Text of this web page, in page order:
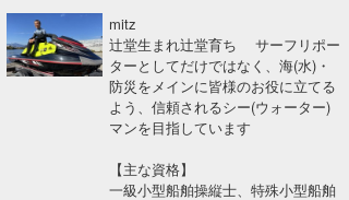
波情報･概況
WAVE HUNTER波予想ツール
サーフィンエリアガイド
mitz
辻堂生まれ辻堂育ち サーフリポー
ターとしてだけではなく、海(水)・
防災をメインに皆様のお役に立てる
よう、信頼されるシー(ウォーター)
マンを目指しています
【主な資格】
一級小型船舶操縦士、特殊小型船舶
アート＆エンタメ
ショップ情報